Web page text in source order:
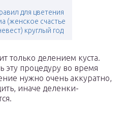
для цветения
(женское счастье
круглый год
только делением куста.
эту процедуру во время
нужно очень аккуратно,
иначе деленки-